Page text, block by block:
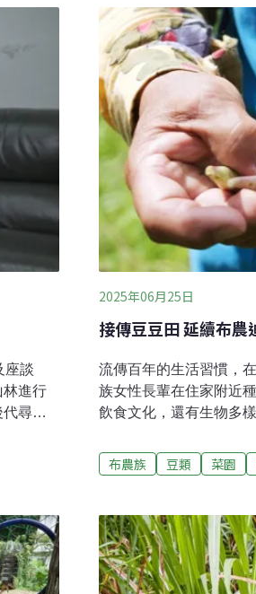
維持
慈心
陸續
整理
森林文化博物館」。在
義？抵押借錢搶回森林
想，當年那片森林有完
座談
林進行
尋根
規模
山林
了文獻
錄片呈
森》述
只是政
2025年06月25日
接傳豆豆田 延續布農
流傳百年的生活習慣，
族女性長輩在住家附近
飲食文化，還有生物多
讓人難以形容。稻浪之
女性長輩的尊稱，李菊
住家周圍的畸零地種植
在高山時就有的生活習
治時期因為闢建八通關
保存著彼桑拉返的傳統
布農族 豆類 菜園